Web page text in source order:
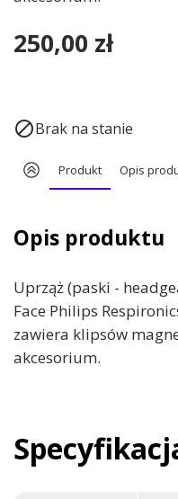
250,00 zł
Brak na stanie
Produkt Opis
Opis produktu
Uprząż (paski -
Face Philips
zawiera klipsów
akcesorium.